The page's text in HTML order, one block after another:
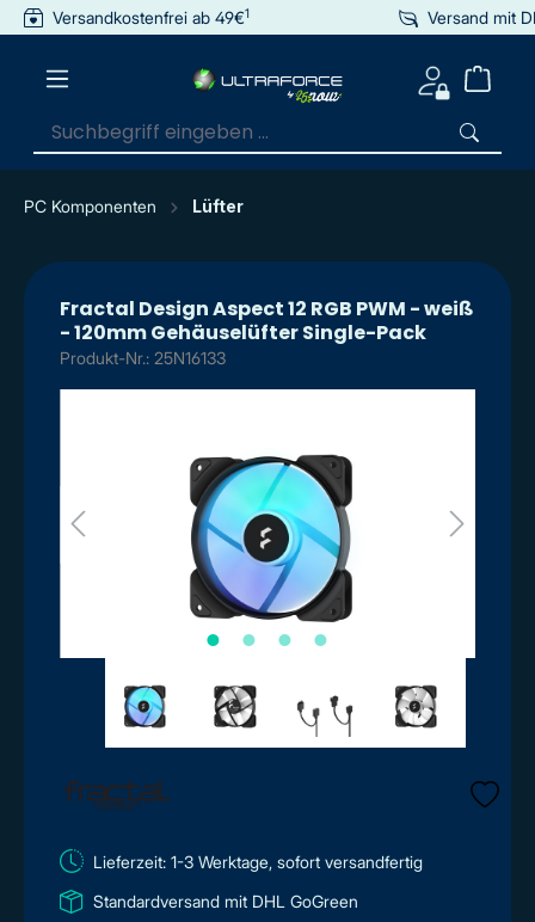
springen
Versandkostenfrei ab 49€1 Versand mit
PC Komponenten Lüfter
Fractal Design Aspect 12 RGB PWM - weiß
- 120mm Gehäuselüfter Single-Pack
Produkt-Nr.: 25N16133
Lieferzeit: 1-3 Werktage, sofort versandfertig
Standardversand mit DHL GoGreen